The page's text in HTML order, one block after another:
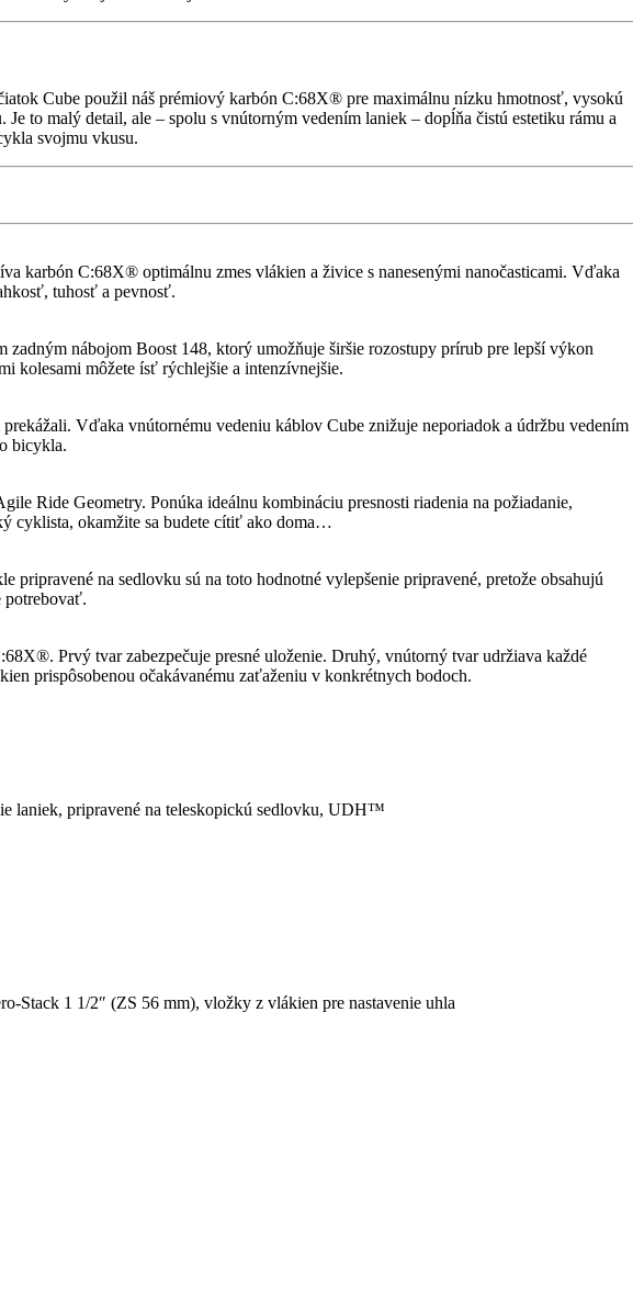
Cube použil náš prémiový karbón C:68X® pre maximálnu nízku hmotnosť, vysokú
to malý detail, ale – spolu s vnútorným vedením laniek – dopĺňa čistú estetiku rámu a
svojmu vkusu.
karbón C:68X® optimálnu zmes vlákien a živice s nanesenými nanočasticami. Vďaka
tuhosť a pevnosť.
nábojom Boost 148, ktorý umožňuje širšie rozostupy prírub pre lepší výkon
kolesami môžete ísť rýchlejšie a intenzívnejšie.
Vďaka vnútornému vedeniu káblov Cube znižuje neporiadok a údržbu vedením
bicykla.
Ride Geometry. Ponúka ideálnu kombináciu presnosti riadenia na požiadanie,
cyklista, okamžite sa budete cítiť ako doma…
na sedlovku sú na toto hodnotné vylepšenie pripravené, pretože obsahujú
potrebovať.
Prvý tvar zabezpečuje presné uloženie. Druhý, vnútorný tvar udržiava každé
prispôsobenou očakávanému zaťaženiu v konkrétnych bodoch.
laniek, pripravené na teleskopickú sedlovku, UDH™
Stack 1 1/2″ (ZS 56 mm), vložky z vlákien pre nastavenie uhla